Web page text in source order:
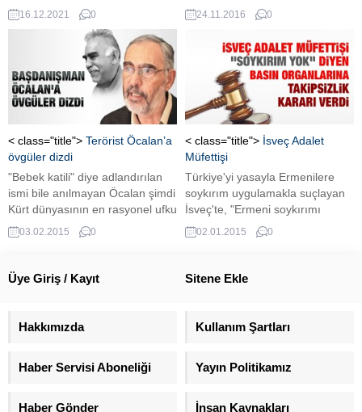
parlamento binalarına COVID-19
sertifikasını göstermeden giren 6
milletvekiline uyarı ve para
16.12.2021 0
Parlamentosu Türkiye ile
müzakerelerin durdurulmasına
ilişkin tasarıyı oyladı. Tasarı
37'ye karşı 479 gibi ezici bir
çoğunlukla kabul edildi.
24.11.2016 0
< class="title"> Terörist Öcalan’a
övgüler dizdi
"Bebek katili" diye adlandırılan
ismi bile anılmayan Öcalan şimdi
Kürt dünyasının en rasyonel ufku
en geniş insanı muamelesi
görüyor.
03.02.2015 0
< class="title"> İsveç Adalet
Müfettişi
Türkiye'yi yasayla Ermenilere
soykırım uygulamakla suçlayan
İsveç'te, "Ermeni soykırımı
yoktur" demek suç değil. Karar,
İsveç Adalet Bakanlığı
Haber İsveç dergilerinin
Adalet Müfettişliği, kovuşturma
02.01.2015 0
Üye Giriş / Kayıt Sitene Ekle
Hakkımızda Kullanım Şartları
Haber Servisi Aboneliği Yayın Politikamız
Haber Gönder İnsan Kaynakları